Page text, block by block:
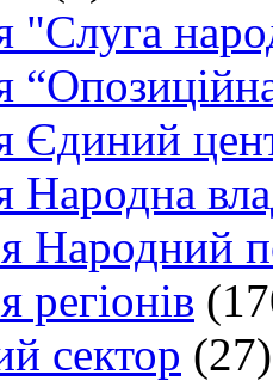
"Слуга
Єдиний
Народна
Народний
регіонів
сектор (27)